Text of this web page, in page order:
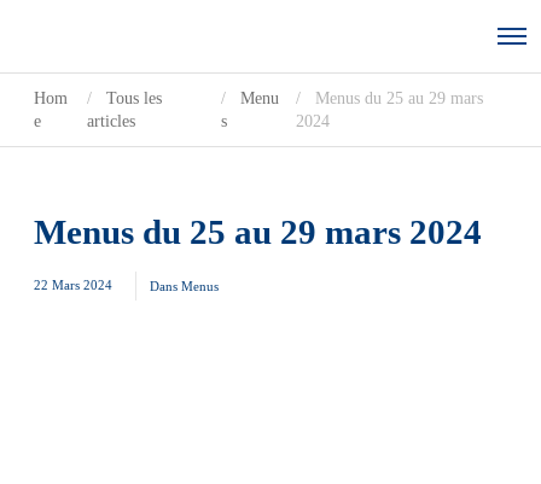
Hom
e
Tous les
articles
Menu
s
Menus du 25 au 29 mars
2024
Menus du 25 au 29 mars 2024
22 Mars 2024 Dans Menus